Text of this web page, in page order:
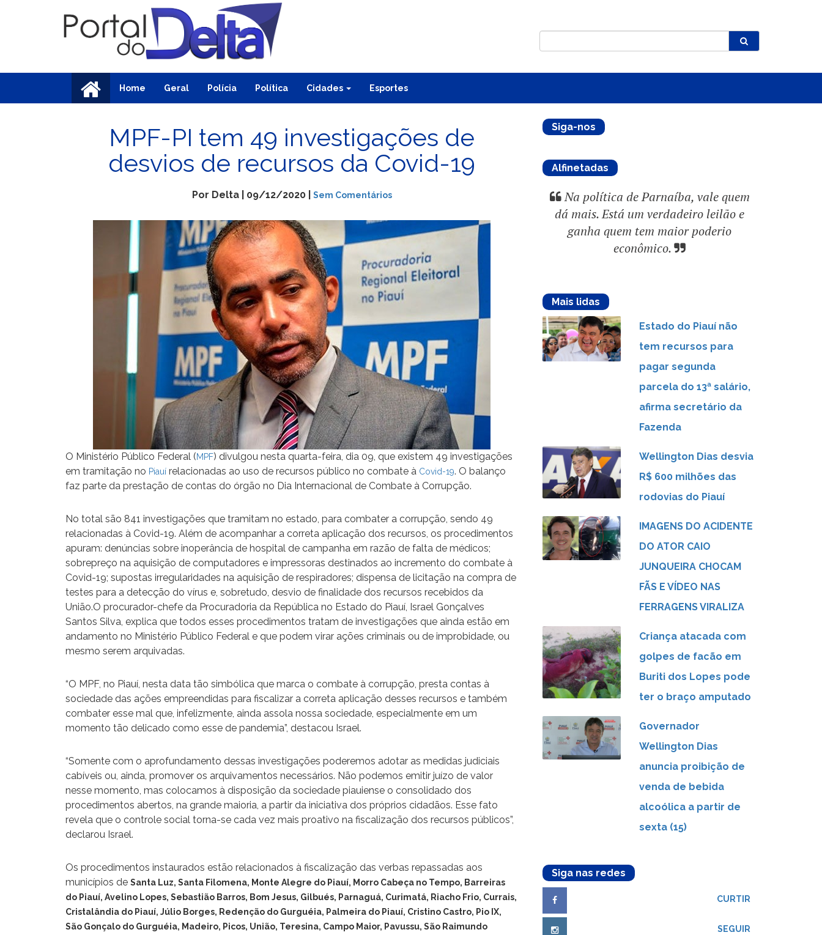
Home Geral Polícia Política Cidades Esportes
MPF-PI tem 49 investigações de
desvios de recursos da Covid-19
Por Delta | 09/12/2020 | Sem Comentários
O Ministério Público Federal (MPF) divulgou nesta quarta-feira, dia 09, que existem 49 investigações
em tramitação no Piauí relacionadas ao uso de recursos público no combate à Covid-19. O balanço
faz parte da prestação de contas do órgão no Dia Internacional de Combate à Corrupção.
No total são 841 investigações que tramitam no estado, para combater a corrupção, sendo 49
relacionadas à Covid-19. Além de acompanhar a correta aplicação dos recursos, os procedimentos
apuram: denúncias sobre inoperância de hospital de campanha em razão de falta de médicos;
sobrepreço na aquisição de computadores e impressoras destinados ao incremento do combate à
Covid-19; supostas irregularidades na aquisição de respiradores; dispensa de licitação na compra de
testes para a detecção do vírus e, sobretudo, desvio de finalidade dos recursos recebidos da
União.O procurador-chefe da Procuradoria da República no Estado do Piauí, Israel Gonçalves
Santos Silva, explica que todos esses procedimentos tratam de investigações que ainda estão em
andamento no Ministério Público Federal e que podem virar ações criminais ou de improbidade, ou
mesmo serem arquivadas.
“O MPF, no Piauí, nesta data tão simbólica que marca o combate à corrupção, presta contas à
sociedade das ações empreendidas para fiscalizar a correta aplicação desses recursos e também
combater esse mal que, infelizmente, ainda assola nossa sociedade, especialmente em um
momento tão delicado como esse de pandemia”, destacou Israel.
“Somente com o aprofundamento dessas investigações poderemos adotar as medidas judiciais
cabíveis ou, ainda, promover os arquivamentos necessários. Não podemos emitir juízo de valor
nesse momento, mas colocamos à disposição da sociedade piauiense o consolidado dos
procedimentos abertos, na grande maioria, a partir da iniciativa dos próprios cidadãos. Esse fato
revela que o controle social torna-se cada vez mais proativo na fiscalização dos recursos públicos”,
declarou Israel.
Os procedimentos instaurados estão relacionados à fiscalização das verbas repassadas aos
municípios de Santa Luz, Santa Filomena, Monte Alegre do Piauí, Morro Cabeça no Tempo, Barreiras
do Piauí, Avelino Lopes, Sebastião Barros, Bom Jesus, Gilbués, Parnaguá, Curimatá, Riacho Frio, Currais,
Cristalândia do Piauí, Júlio Borges, Redenção do Gurguéia, Palmeira do Piauí, Cristino Castro, Pio IX,
São Gonçalo do Gurguéia, Madeiro, Picos, União, Teresina, Campo Maior, Pavussu, São Raimundo
Siga-nos
Alfinetadas
Na política de Parnaíba, vale quem
dá mais. Está um verdadeiro leilão e
ganha quem tem maior poderio
econômico.
Mais lidas
Estado do Piauí não
tem recursos para
pagar segunda
parcela do 13ª salário,
afirma secretário da
Fazenda
Wellington Dias desvia
R$ 600 milhões das
rodovias do Piauí
IMAGENS DO ACIDENTE
DO ATOR CAIO
JUNQUEIRA CHOCAM
FÃS E VÍDEO NAS
FERRAGENS VIRALIZA
Criança atacada com
golpes de facão em
Buriti dos Lopes pode
ter o braço amputado
Governador
Wellington Dias
anuncia proibição de
venda de bebida
alcoólica a partir de
sexta (15)
Siga nas redes
CURTIR
SEGUIR